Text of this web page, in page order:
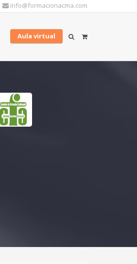
info@formacionacma.com
Aula virtual